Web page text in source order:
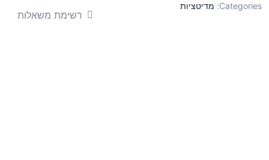
Categories: מדיטציות
רשימת משאלות